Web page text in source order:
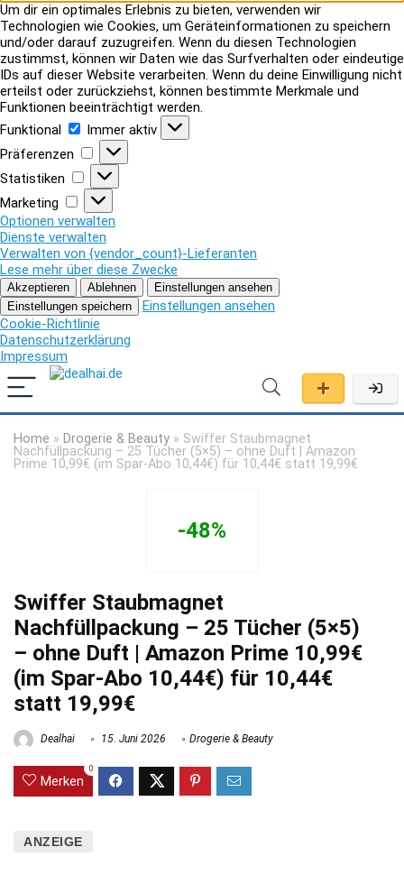
Um dir ein optimales Erlebnis zu bieten, verwenden wir
Technologien wie Cookies, um Geräteinformationen zu speichern
und/oder darauf zuzugreifen. Wenn du diesen Technologien
zustimmst, können wir Daten wie das Surfverhalten oder eindeutige
IDs auf dieser Website verarbeiten. Wenn du deine Einwilligung nicht
erteilst oder zurückziehst, können bestimmte Merkmale und
Funktionen beeinträchtigt werden.
Funktional
Funktional
Immer aktiv
Präferenzen
Präferenzen
Statistiken
Statistiken
Marketing
Marketing
Optionen verwalten
Dienste verwalten
Verwalten von {vendor_count}-Lieferanten
Lese mehr über diese Zwecke
Akzeptieren Ablehnen
Einstellungen ansehen
Einstellungen speichern
Einstellungen ansehen
Cookie-Richtlinie
Datenschutzerklärung
Impressum
Home » Drogerie & Beauty » Swiffer Staubmagnet
Nachfüllpackung – 25 Tücher (5×5) – ohne Duft | Amazon
Prime 10,99€ (im Spar-Abo 10,44€) für 10,44€ statt 19,99€
-48%
Swiffer Staubmagnet
Nachfüllpackung – 25 Tücher (5×5)
– ohne Duft | Amazon Prime 10,99€
(im Spar-Abo 10,44€) für 10,44€
statt 19,99€
Dealhai 15. Juni 2026 Drogerie & Beauty
Merken
0
ANZEIGE